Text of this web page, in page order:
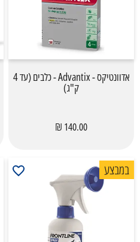
אדוונטיקס - Advantix - כלבים (עד 4
ק"ג)
140.00 ₪
במבצע